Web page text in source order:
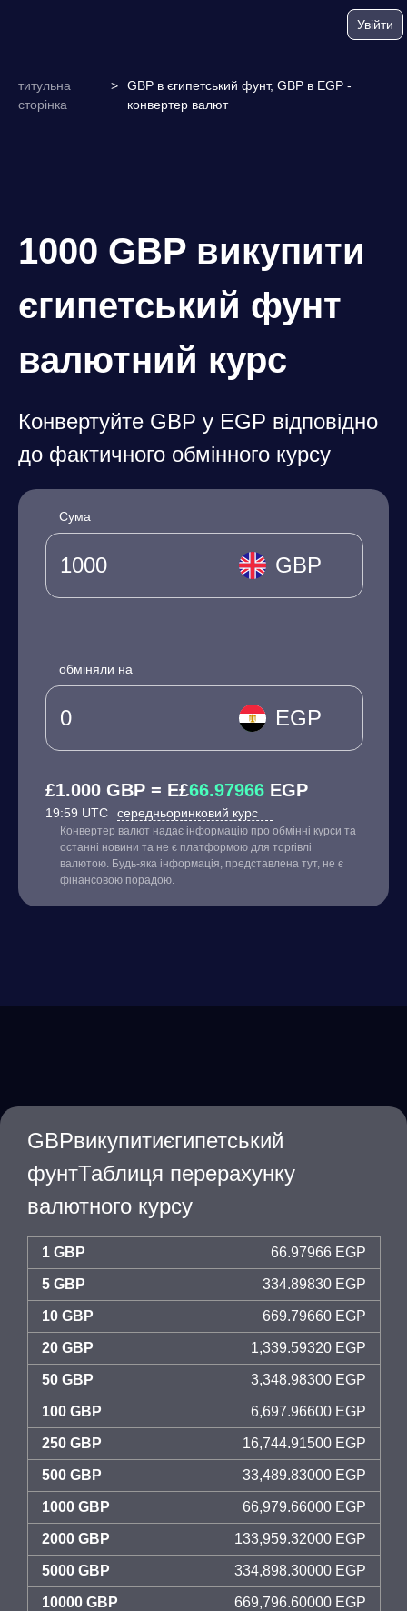
Увійти
титульна
сторінка
>
GBP в єгипетський фунт, GBP в EGP -
конвертер валют
1000 GBP викупити
єгипетський фунт
валютний курс
Конвертуйте GBP у EGP відповідно
до фактичного обмінного курсу
Сума
GBP
обміняли на
EGP
£1.000 GBP = E£66.97966 EGP
19:59 UTC середньоринковий курс
Конвертер валют надає інформацію про обмінні курси та
останні новини та не є платформою для торгівлі
валютою. Будь-яка інформація, представлена тут, не є
фінансовою порадою.
GBPвикупитиєгипетський
фунтТаблиця перерахунку
валютного курсу
1 GBP 66.97966 EGP
5 GBP 334.89830 EGP
10 GBP 669.79660 EGP
20 GBP 1,339.59320 EGP
50 GBP 3,348.98300 EGP
100 GBP 6,697.96600 EGP
250 GBP 16,744.91500 EGP
500 GBP 33,489.83000 EGP
1000 GBP 66,979.66000 EGP
2000 GBP 133,959.32000 EGP
5000 GBP 334,898.30000 EGP
10000 GBP 669,796.60000 EGP